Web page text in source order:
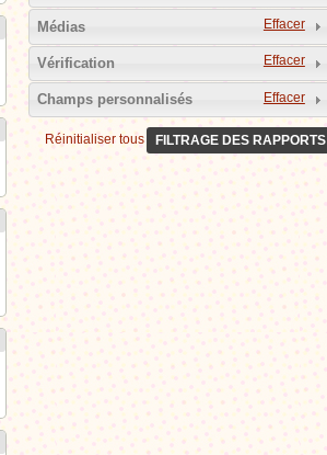
29
Reconstruction 19
Hébergements des sinistrés
Générosité privée 2
Centres officiels 33
Effacer
Médias
Effacer
Vérification
Effacer
Champs personnalisés
Réinitialiser tous les filtresFILTRAGE DES RAPPORTS